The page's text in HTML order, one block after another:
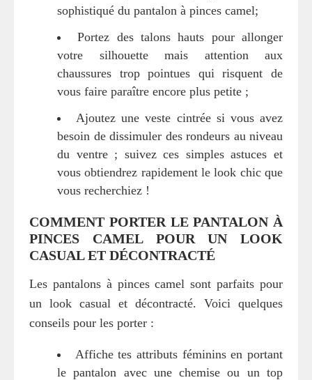
sophistiqué du pantalon à pinces camel;
Portez des talons hauts pour allonger
votre silhouette mais attention aux
chaussures trop pointues qui risquent de
vous faire paraître encore plus petite ;
Ajoutez une veste cintrée si vous avez
besoin de dissimuler des rondeurs au niveau
du ventre ; suivez ces simples astuces et
vous obtiendrez rapidement le look chic que
vous recherchiez !
COMMENT PORTER LE PANTALON À
PINCES CAMEL POUR UN LOOK
CASUAL ET DÉCONTRACTÉ
Les pantalons à pinces camel sont parfaits pour
un look casual et décontracté. Voici quelques
conseils pour les porter :
Affiche tes attributs féminins en portant
le pantalon avec une chemise ou un top